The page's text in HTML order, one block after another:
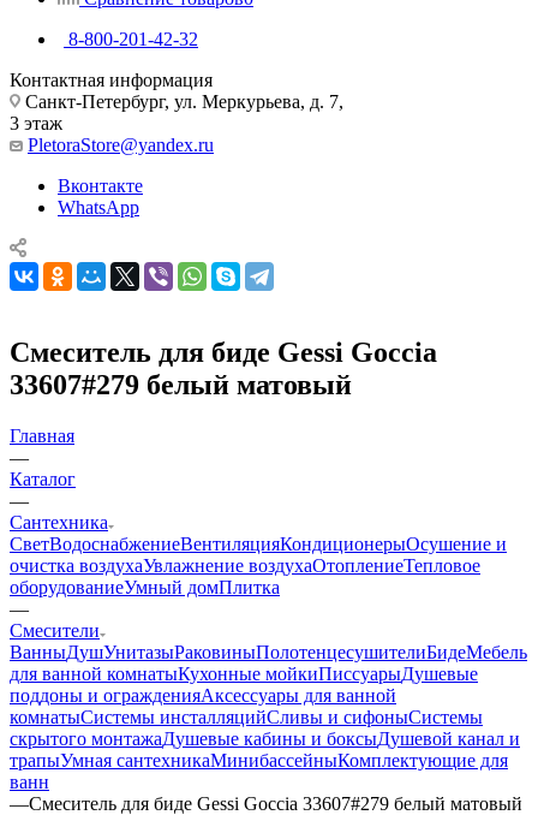
8-800-201-42-32
Контактная информация
Санкт-Петербург, ул. Меркурьева, д. 7,
3 этаж
PletoraStore@yandex.ru
Вконтакте
WhatsApp
Смеситель для биде Gessi Goccia
33607#279 белый матовый
Главная
—
Каталог
—
Сантехника
СветВодоснабжениеВентиляцияКондиционерыОсушение и
очистка воздухаУвлажнение воздухаОтоплениеТепловое
оборудованиеУмный домПлитка
—
Смесители
ВанныДушУнитазыРаковиныПолотенцесушителиБидеМебель
для ванной комнатыКухонные мойкиПиссуарыДушевые
поддоны и огражденияАксессуары для ванной
комнатыСистемы инсталляцийСливы и сифоныСистемы
скрытого монтажаДушевые кабины и боксыДушевой канал и
трапыУмная сантехникаМинибассейныКомплектующие для
ванн
—Смеситель для биде Gessi Goccia 33607#279 белый матовый